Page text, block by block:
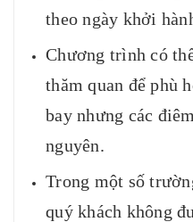
theo ngày khởi
Chương trình có
thăm quan để phù
bay nhưng các
nguyên.
Trong một số
quý khách không